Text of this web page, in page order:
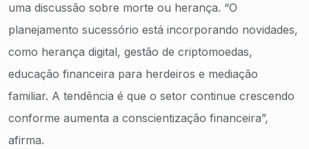
uma discussão sobre morte ou herança. “O
planejamento sucessório está incorporando novidades,
como herança digital, gestão de criptomoedas,
educação financeira para herdeiros e mediação
familiar. A tendência é que o setor continue crescendo
conforme aumenta a conscientização financeira”,
afirma.